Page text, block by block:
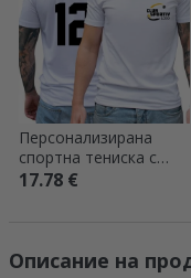
Персонализирана
спортна тениска с
лого, име и номер от
17.78 €
Описание на